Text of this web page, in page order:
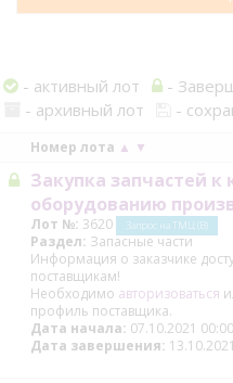
- активный лот -
- архивный лот
-
Номер лота ▲ ▼
Закупка запчастей
оборудованию
Лот №: 3620 Запрос на ТМЦ (В)
Раздел: Запасные части
Информация о заказчике
поставщикам!
Необходимо авторизоваться
профиль поставщика.
Дата начала: 07.10.2021
Дата завершения: